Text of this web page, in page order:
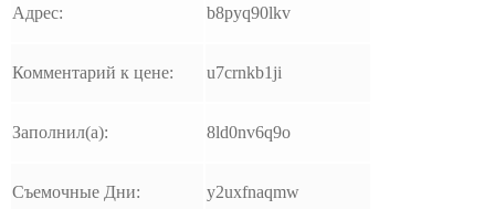
Адрес: b8pyq90lkv
Комментарий к цене: u7crnkb1ji
Заполнил(а): 8ld0nv6q9o
Съемочные Дни: y2uxfnaqmw